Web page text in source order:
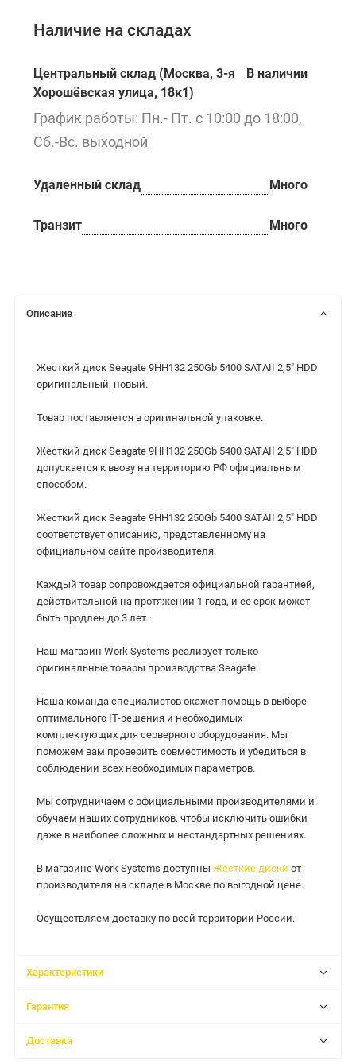
Наличие на складах
Центральный склад (Москва, 3-я
Хорошёвская улица, 18к1)
В наличии
График работы: Пн.- Пт. с 10:00 до 18:00,
Сб.-Вс. выходной
Удаленный склад Много
Транзит Много
Описание
Жесткий диск Seagate 9HH132 250Gb 5400 SATAII 2,5" HDD
оригинальный, новый.
Товар поставляется в оригинальной упаковке.
Жесткий диск Seagate 9HH132 250Gb 5400 SATAII 2,5" HDD
допускается к ввозу на территорию РФ официальным
способом.
Жесткий диск Seagate 9HH132 250Gb 5400 SATAII 2,5" HDD
соответствует описанию, представленному на
официальном сайте производителя.
Каждый товар сопровождается официальной гарантией,
действительной на протяжении 1 года, и ее срок может
быть продлен до 3 лет.
Наш магазин Work Systems реализует только
оригинальные товары производства Seagate.
Наша команда специалистов окажет помощь в выборе
оптимального IT-решения и необходимых
комплектующих для серверного оборудования. Мы
поможем вам проверить совместимость и убедиться в
соблюдении всех необходимых параметров.
Мы сотрудничаем с официальными производителями и
обучаем наших сотрудников, чтобы исключить ошибки
даже в наиболее сложных и нестандартных решениях.
В магазине Work Systems доступны Жёсткие диски от
производителя на складе в Москве по выгодной цене.
Осуществляем доставку по всей территории России.
Характеристики
Гарантия
Доставка